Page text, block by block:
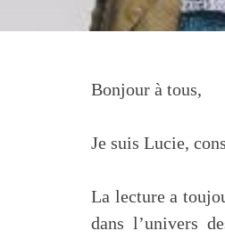
Bonjour à tous,
Je suis Lucie,
La lecture a
dans l’univers